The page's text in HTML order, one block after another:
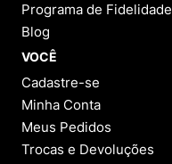
Programa de Fidelidade
Blog
VOCÊ
Cadastre-se
Minha Conta
Meus Pedidos
Trocas e Devoluções